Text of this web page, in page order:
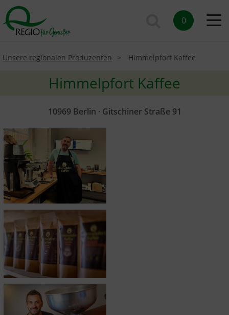
0
Unsere regionalen Produzenten Himmelpfort Kaffee
Himmelpfort Kaffee
10969 Berlin · Gitschiner Straße 91